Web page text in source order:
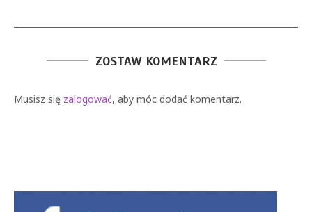
ZOSTAW KOMENTARZ
Musisz się zalogować, aby móc dodać komentarz.